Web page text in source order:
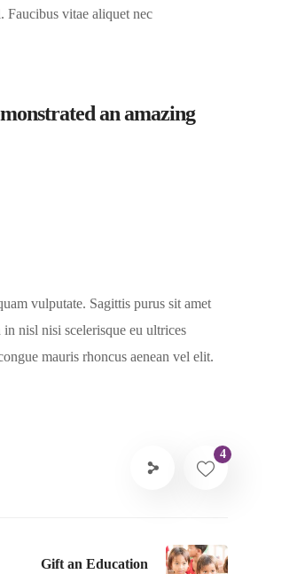
Faucibus vitae aliquet nec
an amazing
vulputate. Sagittis purus sit amet
nisl nisi scelerisque eu ultrices
mauris rhoncus aenean vel elit.
4
Gift an Education